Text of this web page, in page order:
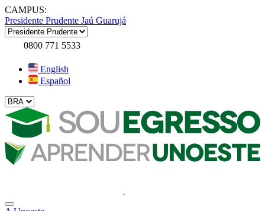
CAMPUS:
Presidente Prudente Jaú Guarujá
0800 771 5533
English
Español